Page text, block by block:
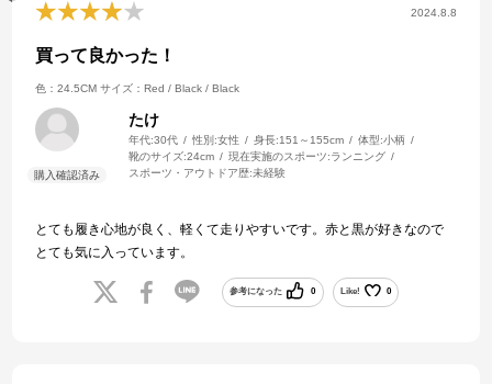
2024.8.8
買って良かった！
色：24.5CM サイズ：Red / Black / Black
たけ
年代:30代 性別:女性 身長:151～155cm 体型:小柄
靴のサイズ:24cm 現在実施のスポーツ:ランニング
スポーツ・アウトドア歴:未経験
とても履き心地が良く、軽くて走りやすいです。赤と黒が好きなので
とても気に入っています。
参考になった 0 Like! 0